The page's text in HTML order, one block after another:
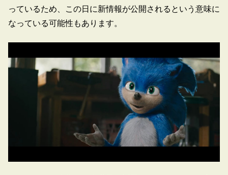
っているため、この日に新情報が公開されるという意味に
なっている可能性もあります。